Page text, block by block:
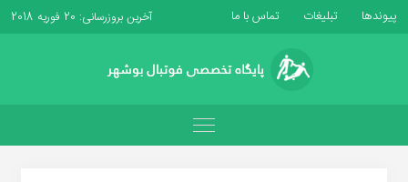
پیوندها تبلیغات تماس با ما آخرین بروزرسانی: 20 فوریه 2018